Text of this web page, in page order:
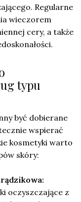
Regularne
wieczorem
cery, a także
typu
być dobierane
wspierać
kosmetyki warto
skóry:
oczyszczające z